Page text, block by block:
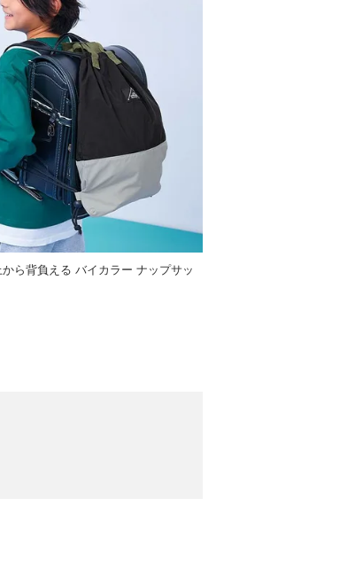
ら背負える バイカラー ナップサッ